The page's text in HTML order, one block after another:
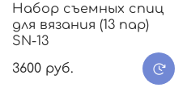
Набор съемных спиц
для вязания (13 пар)
SN-13
3600 руб.